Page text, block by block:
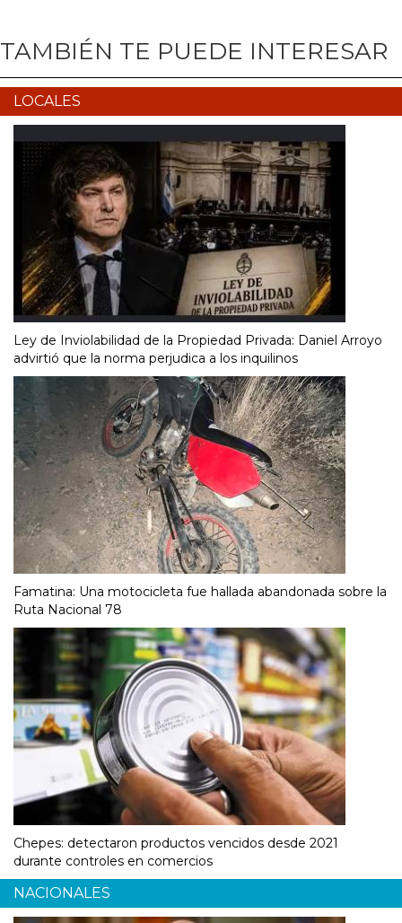
TAMBIÉN TE PUEDE INTERESAR
LOCALES
Ley de Inviolabilidad de la Propiedad Privada: Daniel Arroyo
advirtió que la norma perjudica a los inquilinos
Famatina: Una motocicleta fue hallada abandonada sobre la
Ruta Nacional 78
Chepes: detectaron productos vencidos desde 2021
durante controles en comercios
NACIONALES